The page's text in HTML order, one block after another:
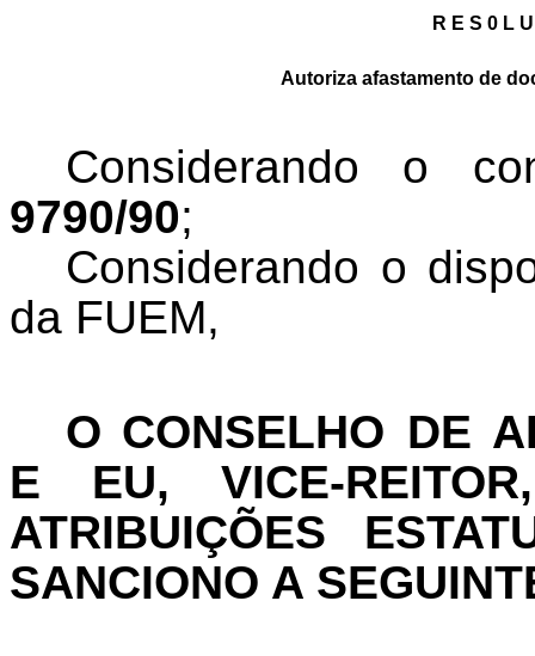
R E S 0 L
Autoriza afastamento de
Considerando o
9790/90;
Considerando o
da FUEM,
O CONSELHO DE
E EU, VICE-
ATRIBUIÇÕES
SANCIONO A